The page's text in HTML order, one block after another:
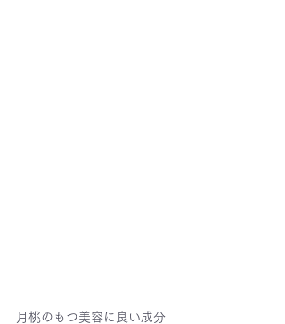
月桃のもつ美容に良い成分